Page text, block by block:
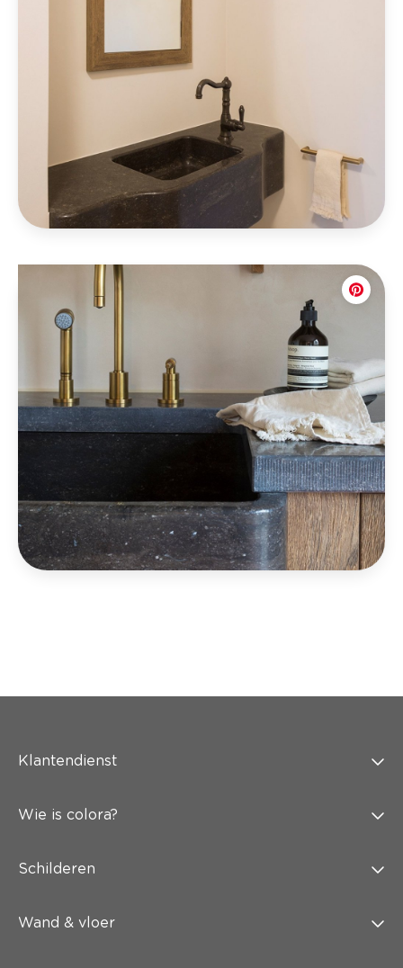
Klantendienst
Wie is colora?
Schilderen
Wand & vloer